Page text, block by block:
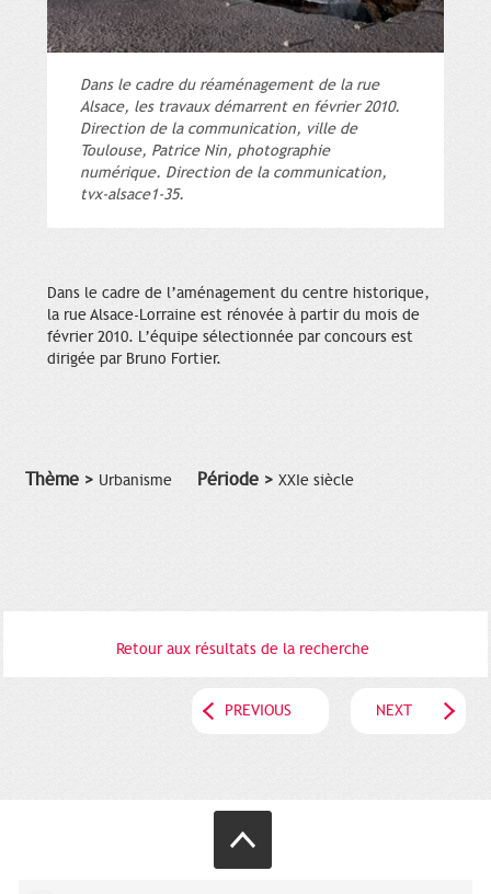
Dans le cadre du réaménagement de la rue
Alsace, les travaux démarrent en février 2010.
Direction de la communication, ville de
Toulouse, Patrice Nin, photographie
numérique. Direction de la communication,
tvx-alsace1-35.
Dans le cadre de l’aménagement du centre historique,
la rue Alsace-Lorraine est rénovée à partir du mois de
février 2010. L’équipe sélectionnée par concours est
dirigée par Bruno Fortier.
Thème > Urbanisme Période > XXIe siècle
Retour aux résultats de la recherche
PREVIOUS NEXT